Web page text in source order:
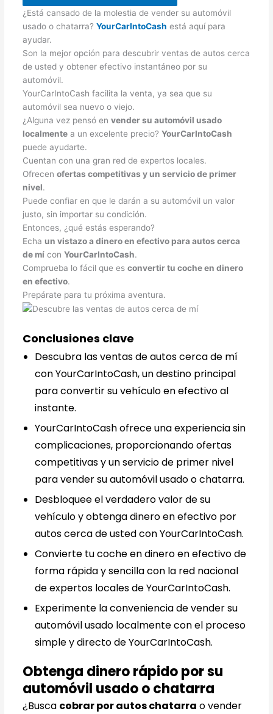
¿Está cansado de la molestia de vender su automóvil
usado o chatarra?YourCarIntoCash está aquí para
ayudar.
Son la mejor opción para descubrir ventas de autos cerca
de usted y obtener efectivo instantáneo por su
automóvil.
YourCarIntoCash facilita la venta, ya sea que su
automóvil sea nuevo o viejo.
¿Alguna vez pensó envender su automóvil usado
localmente a un excelente precio?YourCarIntoCash
puede ayudarte.
Cuentan con una gran red de expertos locales.
Ofrecenofertas competitivas y un servicio de primer
nivel.
Puede confiar en que le darán a su automóvil un valor
justo, sin importar su condición.
Entonces, ¿qué estás esperando?
Echa un vistazo a dinero en efectivo para autos cerca
de mí conYourCarIntoCash.
Comprueba lo fácil que esconvertir tu coche en dinero
en efectivo.
Prepárate para tu próxima aventura.
Conclusiones clave
Descubra las ventas de autos cerca de mí
con YourCarIntoCash, un destino principal
para convertir su vehículo en efectivo al
instante.
YourCarIntoCash ofrece una experiencia sin
complicaciones, proporcionando ofertas
competitivas y un servicio de primer nivel
para vender su automóvil usado o chatarra.
Desbloquee el verdadero valor de su
vehículo y obtenga dinero en efectivo por
autos cerca de usted con YourCarIntoCash.
Convierte tu coche en dinero en efectivo de
forma rápida y sencilla con la red nacional
de expertos locales de YourCarIntoCash.
Experimente la conveniencia de vender su
automóvil usado localmente con el proceso
simple y directo de YourCarIntoCash.
Obtenga dinero rápido por su
automóvil usado o chatarra
¿Busca cobrar por autos chatarra o vender